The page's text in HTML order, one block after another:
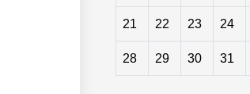
21 22 23 24
28 29 30 31